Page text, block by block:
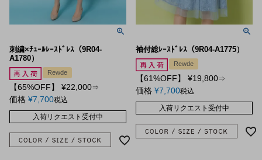
刺繍×ﾁｭｰﾙﾚｰｽﾄﾞﾚｽ（9R04-
A1780）
Rewde
【65%OFF】 ¥22,000⇒
価格 ¥7,700税込
入荷リクエスト受付中
袖付総ﾚｰｽﾄﾞﾚｽ（9R04-A1775）
Rewde
【61%OFF】 ¥19,800⇒
価格 ¥7,700税込
入荷リクエスト受付中